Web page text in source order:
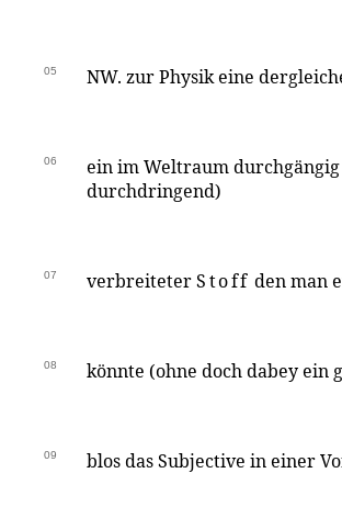
05 NW. zur Physik eine
06
ein im Weltraum
durchdringend)
07 verbreiteterStoff den man
08 könnte (ohne doch dabey ein
09 blos das Subjective in einer